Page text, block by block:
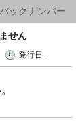
バックナンバー
せん
発行日 -